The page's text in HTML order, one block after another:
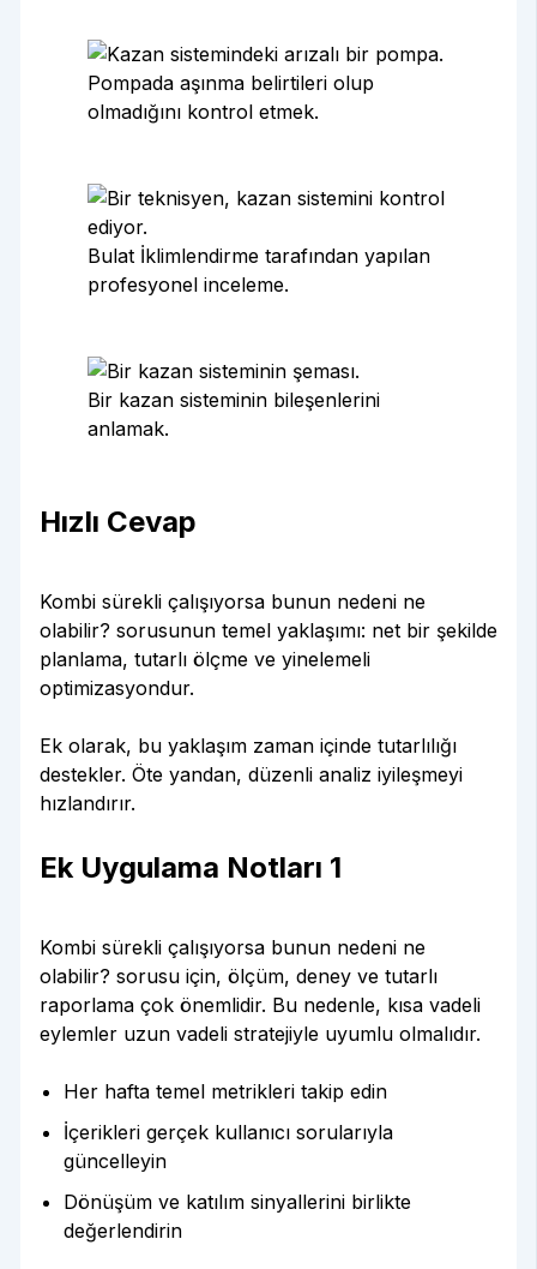
Pompada aşınma belirtileri olup
olmadığını kontrol etmek.
Bulat İklimlendirme tarafından yapılan
profesyonel inceleme.
Bir kazan sisteminin bileşenlerini
anlamak.
Hızlı Cevap
Kombi sürekli çalışıyorsa bunun nedeni ne
olabilir? sorusunun temel yaklaşımı: net bir şekilde
planlama, tutarlı ölçme ve yinelemeli
optimizasyondur.
Ek olarak, bu yaklaşım zaman içinde tutarlılığı
destekler. Öte yandan, düzenli analiz iyileşmeyi
hızlandırır.
Ek Uygulama Notları 1
Kombi sürekli çalışıyorsa bunun nedeni ne
olabilir? sorusu için, ölçüm, deney ve tutarlı
raporlama çok önemlidir. Bu nedenle, kısa vadeli
eylemler uzun vadeli stratejiyle uyumlu olmalıdır.
Her hafta temel metrikleri takip edin
İçerikleri gerçek kullanıcı sorularıyla
güncelleyin
Dönüşüm ve katılım sinyallerini birlikte
değerlendirin